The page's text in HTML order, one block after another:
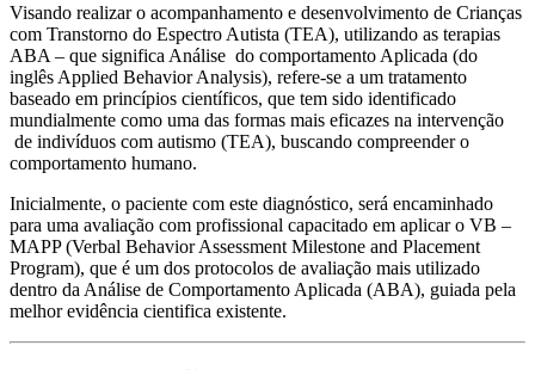
Visando realizar o acompanhamento e desenvolvimento de Crianças
com Transtorno do Espectro Autista (TEA), utilizando as terapias
ABA – que significa Análise do comportamento Aplicada (do
inglês Applied Behavior Analysis), refere-se a um tratamento
baseado em princípios científicos, que tem sido identificado
mundialmente como uma das formas mais eficazes na intervenção
de indivíduos com autismo (TEA), buscando compreender o
comportamento humano.
Inicialmente, o paciente com este diagnóstico, será encaminhado
para uma avaliação com profissional capacitado em aplicar o VB –
MAPP (Verbal Behavior Assessment Milestone and Placement
Program), que é um dos protocolos de avaliação mais utilizado
dentro da Análise de Comportamento Aplicada (ABA), guiada pela
melhor evidência cientifica existente.